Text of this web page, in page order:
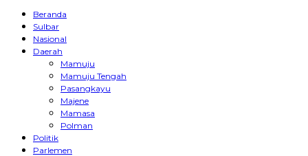
Beranda
Sulbar
Nasional
Daerah
Mamuju
Mamuju Tengah
Pasangkayu
Majene
Mamasa
Polman
Politik
Parlemen